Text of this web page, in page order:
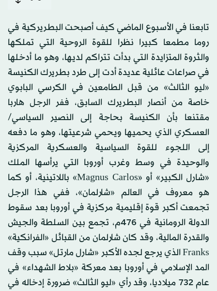
تابعنا في الأسبوع الماضي كيف أصبحت البطريركية في
روما مطمعا كبيرا نظرا للقوة الروحية التي تملكها
والثروة المتزايدة التي بدأت تتراكم لديها، وهو ما أدخلها
في صراعات عائلية عديدة أدت إلى طرد بطريرك الكنيسة
«ليو الثالث» من قبل الطامعين في الكرسي البابوي
خاصة من أنصار البطريرك السابق، ففر الرجل هاربا
مقتنعا بأن الكنيسة بحاجة إلى النصير السياسي/
العسكري الذي يحميها ويحمي شرعيتها، وهو ما دفعه
إلى اللجوء للقوة السياسية والعسكرية المركزية
والوحيدة في وسط وغرب أوروبا التي يرأسها الملك
«شارل الكبير» أو «Magnus Carlos» باللاتينية، أو كما
هو معروف في العالم «شارلمان»، ففي هذا الرجل
تجمعت أكبر قوة إقليمية مركزية في أوروبا بعد سقوط
الدولة الرومانية في 476م، تجمع بين السلطة والجيش
والقدرة المالية، وقد كان شارلمان من القبائل «الفرانكية»
Franks الذي يرجع لجده الأكبر «شارل مارتل» سبب وقف
المد الإسلامي في أوروبا بعد معركة «بلاط الشهداء» في
عام 732 ميلاديا، وقد رأي «ليو الثالث» ضرورة إدخاله في